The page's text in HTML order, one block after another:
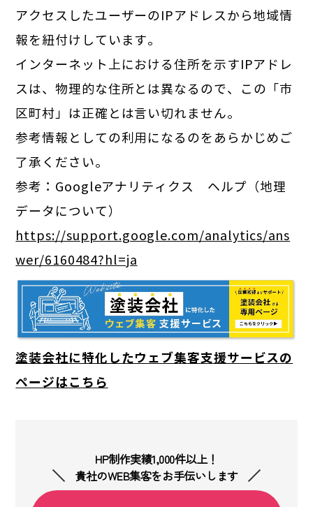
アクセスしたユーザーのIPアドレスから地域情
報を紐付けしています。
インターネット上における住所を示すIPアドレ
スは、物理的な住所とは異なるので、この「市
区町村」は正確とは言い切れません。
参考情報としての利用になるのをあらかじめご
了承ください。
参考：Googleアナリティクス ヘルプ（地理
データについて）
https://support.google.com/analytics/ans
wer/6160484?hl=ja
塗装会社に特化したウェブ集客支援サービスの
ページはこちら
HP制作実績1,000件以上！
貴社のWEB集客をお手伝いします